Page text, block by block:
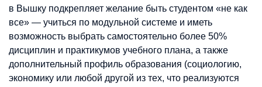
в Вышку подкрепляет желание быть студентом «не как
все» — учиться по модульной системе и иметь
возможность выбрать самостоятельно более 50%
дисциплин и практикумов учебного плана, а также
дополнительный профиль образования (социологию,
экономику или любой другой из тех, что реализуются